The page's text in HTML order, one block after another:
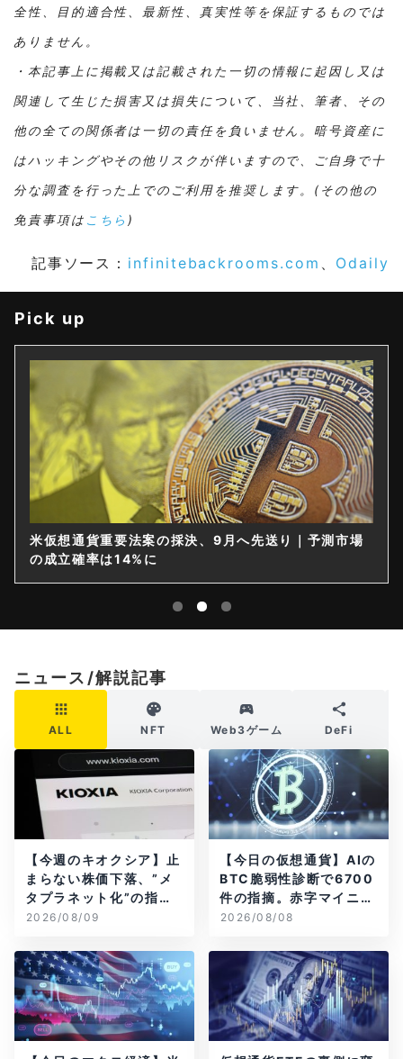
全性、目的適合性、最新性、真実性等を保証するものでは
ありません。
・本記事上に掲載又は記載された一切の情報に起因し又は
関連して生じた損害又は損失について、当社、筆者、その
他の全ての関係者は一切の責任を負いません。暗号資産に
はハッキングやその他リスクが伴いますので、ご自身で十
分な調査を行った上でのご利用を推奨します。(その他の
免責事項は こちら )
記事ソース： infinitebackrooms.com Odaily
Pick up
米仮想通貨重要法案の採決、9月へ先送り｜予測市場
の成立確率は14%に
ニュース/解説記事
ALL NFT Web3ゲーム DeFi
【今週のキオクシア】止
まらない株価下落、”メ
タプラネット化”の指摘
は本当？
2026/08/09
【今日の仮想通貨】AIの
BTC脆弱性診断で6700
件の指摘。赤字マイニン
グ企業はAIに賭ける
2026/08/08